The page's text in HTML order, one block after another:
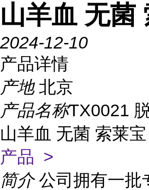
山羊血 无菌
2024-12-10
产品详情
产地 北京
产品名称TX0021
山羊血 无菌 索莱宝
产品 >
简介 公司拥有一批